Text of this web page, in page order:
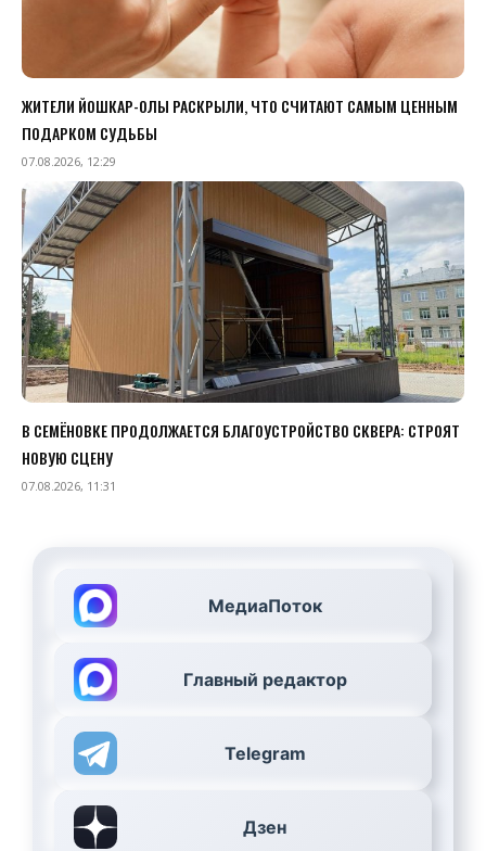
ЖИТЕЛИ ЙОШКАР-ОЛЫ РАСКРЫЛИ, ЧТО СЧИТАЮТ САМЫМ ЦЕННЫМ
ПОДАРКОМ СУДЬБЫ
07.08.2026, 12:29
В СЕМЁНОВКЕ ПРОДОЛЖАЕТСЯ БЛАГОУСТРОЙСТВО СКВЕРА: СТРОЯТ
НОВУЮ СЦЕНУ
07.08.2026, 11:31
МедиаПоток
Главный редактор
Telegram
Дзен